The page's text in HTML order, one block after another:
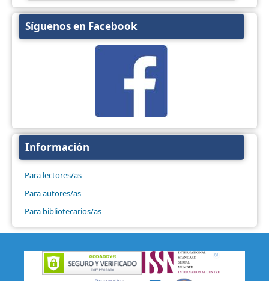
Síguenos en Facebook
Información
Para lectores/as
Para autores/as
Para bibliotecarios/as